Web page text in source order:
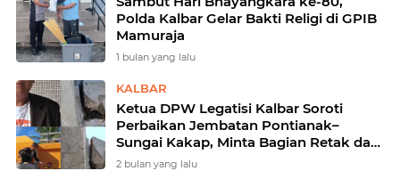
Polda Kalbar Gelar Bakti Religi di GPIB
Mamuraja
1 bulan yang lalu
KALBAR
Ketua DPW Legatisi Kalbar Soroti
Perbaikan Jembatan Pontianak–
Sungai Kakap, Minta Bagian Retak dan
Miring Dibongkar Ulang
2 bulan yang lalu